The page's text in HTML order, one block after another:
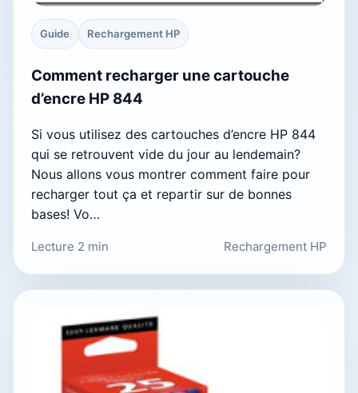
Guide Rechargement HP
Comment recharger une cartouche
d’encre HP 844
Si vous utilisez des cartouches d’encre HP 844
qui se retrouvent vide du jour au lendemain?
Nous allons vous montrer comment faire pour
recharger tout ça et repartir sur de bonnes
bases! Vo…
Lecture 2 min Rechargement HP